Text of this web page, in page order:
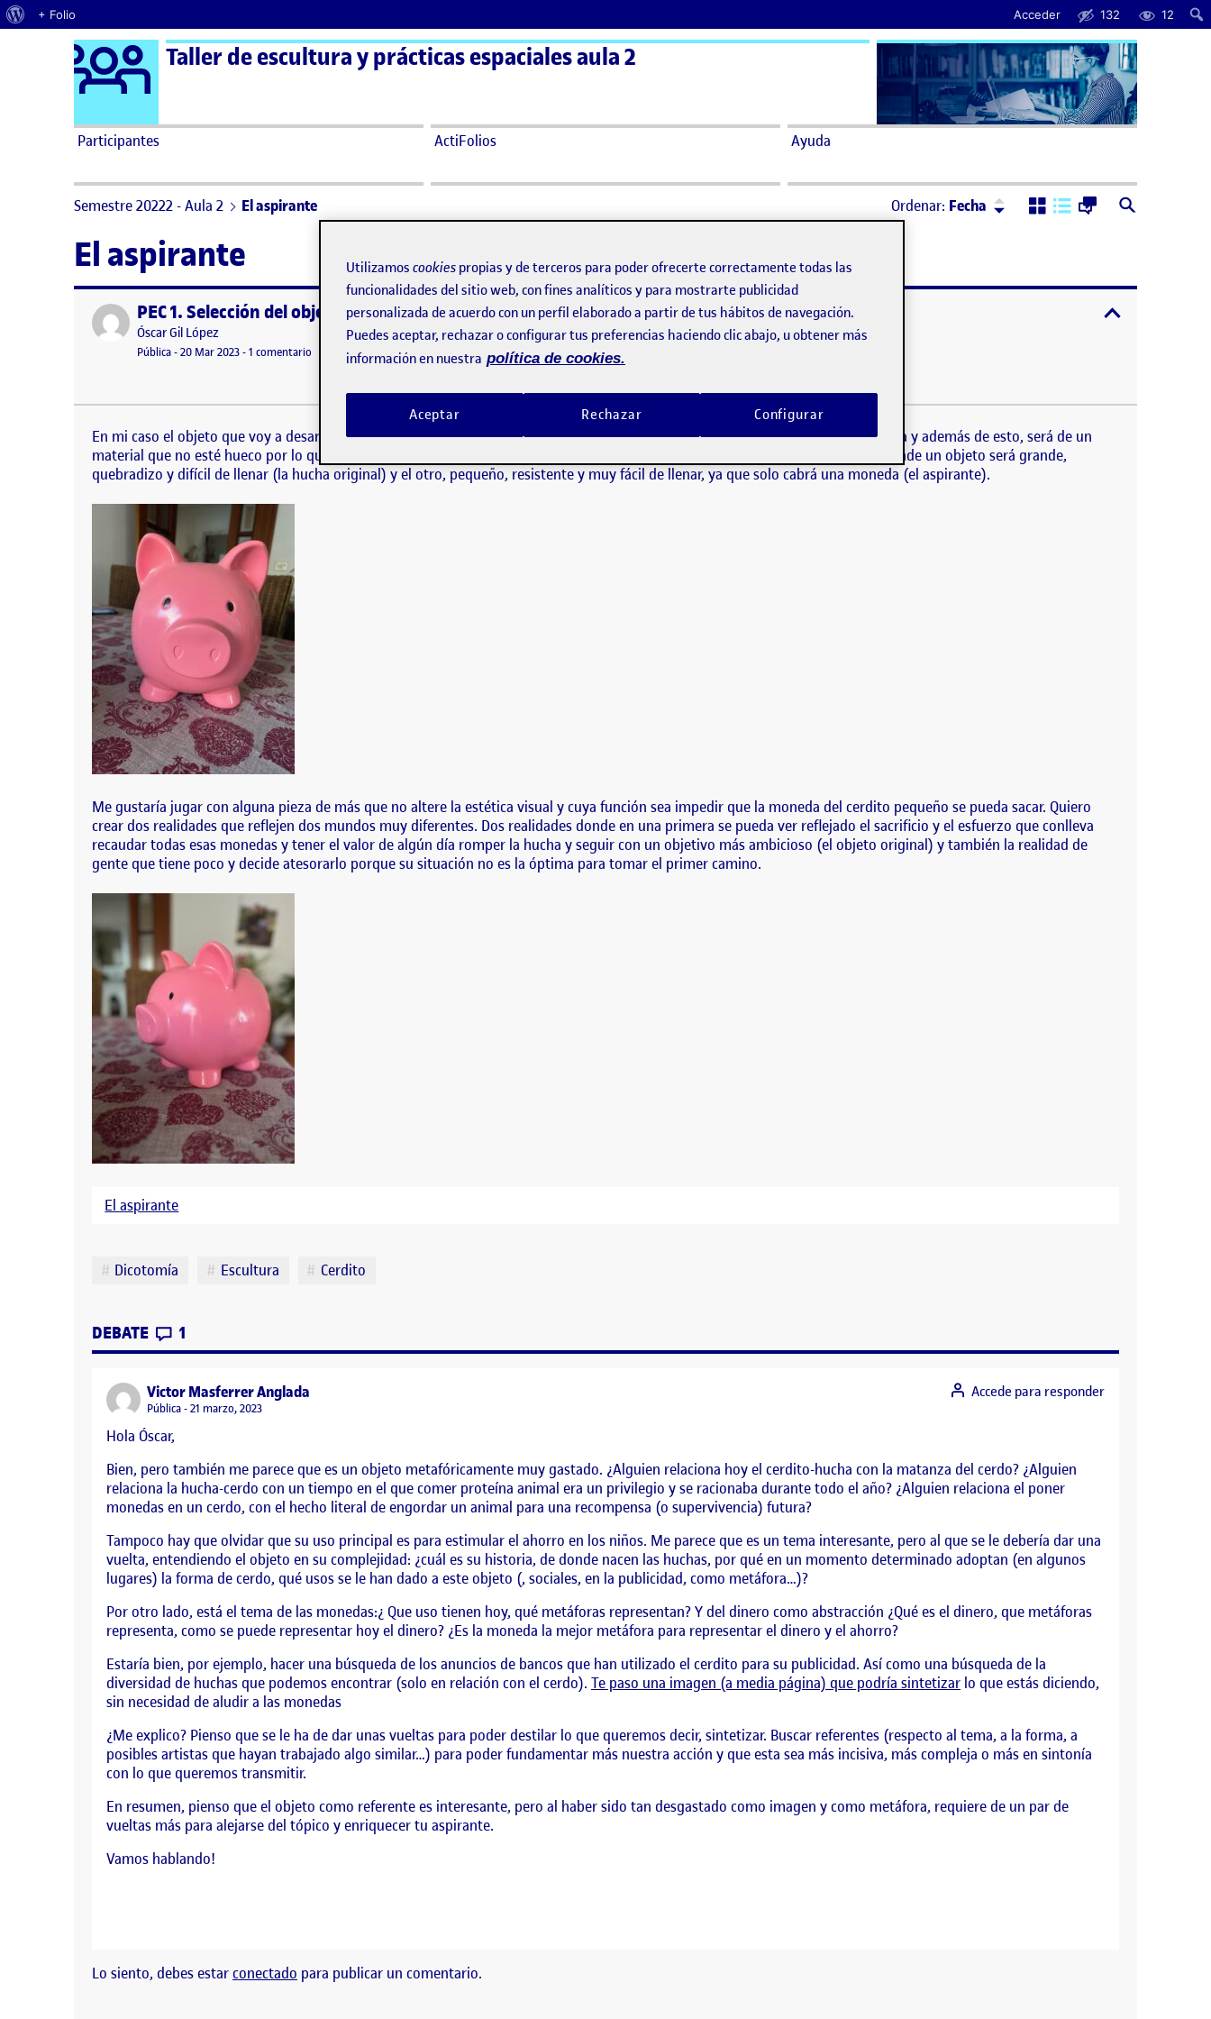
Acerca de WordPress
+ Folio Acceder 132 12
Saltar al contenido Logo Ágora
Taller de escultura y prácticas espaciales aula 2
Participantes ActiFolios Ayuda
Semestre 20222 - Aula 2 El aspirante Ordenar: Fecha Ordenar:Descendente
El aspirante
Publicado porPEC 1. Selección del objeto.
Publicado por
Óscar Gil López
Visibilidad:
Pública-Fecha de publicación
20 Mar 2023-1 comentario en PEC 1. Selección del objeto.
En mi caso el objeto que voy a desarrollar es una hucha de cerdito, donde jugaré con el tamaño hasta que solo quepa una moneda y además de esto, será de un material que no
esté hueco por lo que hará una hucha que es casi indestructible. Me…
En mi caso el objeto que voy a desarrollar es una hucha de cerdito, donde jugaré con el tamaño hasta que solo quepa una moneda y además de esto, será de un
material que no esté hueco por lo que hará una hucha que es casi indestructible. Me gusta pensar en esta realidad dicotómica donde un objeto será grande,
quebradizo y difícil de llenar (la hucha original) y el otro, pequeño, resistente y muy fácil de llenar, ya que solo cabrá una moneda (el aspirante).
Me gustaría jugar con alguna pieza de más que no altere la estética visual y cuya función sea impedir que la moneda del cerdito pequeño se pueda sacar. Quiero
crear dos realidades que reflejen dos mundos muy diferentes. Dos realidades donde en una primera se pueda ver reflejado el sacrificio y el esfuerzo que conlleva
recaudar todas esas monedas y tener el valor de algún día romper la hucha y seguir con un objetivo más ambicioso (el objeto original) y también la realidad de
gente que tiene poco y decide atesorarlo porque su situación no es la óptima para tomar el primer camino.
El aspirante
Etiquetas
Dicotomía Escultura Cerdito
DEBATE CONTRIBUTIONS
1
Victor Masferrer Anglada
Visibilidad:
Pública 21 marzo, 2023
Hola Óscar,
Bien, pero también me parece que es un objeto metafóricamente muy gastado. ¿Alguien relaciona hoy el cerdito-hucha con la matanza del cerdo? ¿Alguien
relaciona la hucha-cerdo con un tiempo en el que comer proteína animal era un privilegio y se racionaba durante todo el año? ¿Alguien relaciona el poner
monedas en un cerdo, con el hecho literal de engordar un animal para una recompensa (o supervivencia) futura?
Tampoco hay que olvidar que su uso principal es para estimular el ahorro en los niños. Me parece que es un tema interesante, pero al que se le debería dar una
vuelta, entendiendo el objeto en su complejidad: ¿cuál es su historia, de donde nacen las huchas, por qué en un momento determinado adoptan (en algunos
lugares) la forma de cerdo, qué usos se le han dado a este objeto (, sociales, en la publicidad, como metáfora…)?
Por otro lado, está el tema de las monedas:¿ Que uso tienen hoy, qué metáforas representan? Y del dinero como abstracción ¿Qué es el dinero, que metáforas
representa, como se puede representar hoy el dinero? ¿Es la moneda la mejor metáfora para representar el dinero y el ahorro?
Estaría bien, por ejemplo, hacer una búsqueda de los anuncios de bancos que han utilizado el cerdito para su publicidad. Así como una búsqueda de la
diversidad de huchas que podemos encontrar (solo en relación con el cerdo). Te paso una imagen (a media página) que podría sintetizar lo que estás diciendo,
sin necesidad de aludir a las monedas
¿Me explico? Pienso que se le ha de dar unas vueltas para poder destilar lo que queremos decir, sintetizar. Buscar referentes (respecto al tema, a la forma, a
posibles artistas que hayan trabajado algo similar…) para poder fundamentar más nuestra acción y que esta sea más incisiva, más compleja o más en sintonía
con lo que queremos transmitir.
En resumen, pienso que el objeto como referente es interesante, pero al haber sido tan desgastado como imagen y como metáfora, requiere de un par de
vueltas más para alejarse del tópico y enriquecer tu aspirante.
Vamos hablando!
Accede para responder
Lo siento, debes estarconectado para publicar un comentario.
Utilizamos cookies propias y de terceros para poder ofrecerte correctamente todas las
funcionalidades del sitio web, con fines analíticos y para mostrarte publicidad
personalizada de acuerdo con un perfil elaborado a partir de tus hábitos de navegación.
Puedes aceptar, rechazar o configurar tus preferencias haciendo clic abajo, u obtener más
información en nuestra política de cookies.
Rechazar
Aceptar Configurar